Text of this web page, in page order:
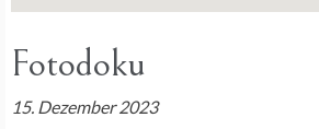
Fotodoku
15. Dezember 2023